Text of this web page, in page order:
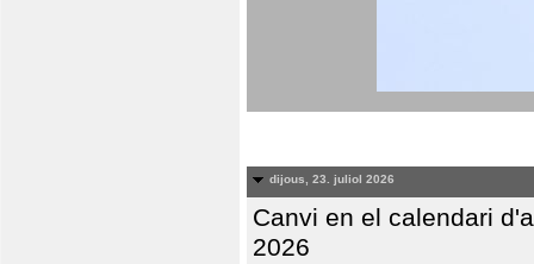
dijous, 23. juliol 2026
Canvi en el calendari
2026